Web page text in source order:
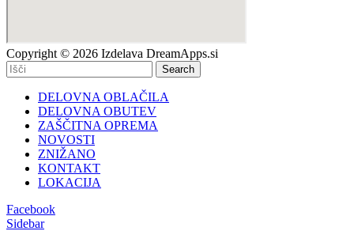
Copyright © 2026 Izdelava DreamApps.si
Search
DELOVNA OBLAČILA
DELOVNA OBUTEV
ZAŠČITNA OPREMA
NOVOSTI
ZNIŽANO
KONTAKT
LOKACIJA
Facebook
Sidebar